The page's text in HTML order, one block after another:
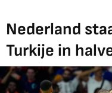
Nederland
Turkije in